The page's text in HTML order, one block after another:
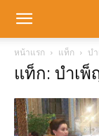
หน้าแรก แท็ก บ
แท็ก: บำเ